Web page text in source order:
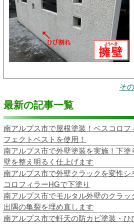
そ
最新の記事一覧
南アルプス市で屋根塗装！ベスコロ
フェクトベストを使用！
南アルプス市で外壁塗装を実施！下
壁を整え明るく仕上げます
南アルプス市で外壁クラックを変性シ
コロフィラーHGで下塗り
南アルプス市でモルタル外壁のクラッ
出隅の亀裂を埋め直します
南アルプス市で軒天の防カビ塗装・ひ